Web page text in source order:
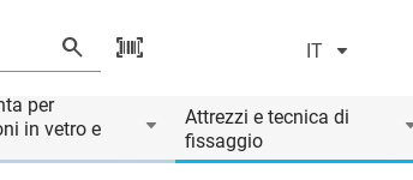
IT
per
in vetro e
Attrezzi e tecnica di
fissaggio